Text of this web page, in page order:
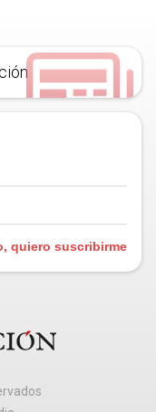
quiero suscribirme